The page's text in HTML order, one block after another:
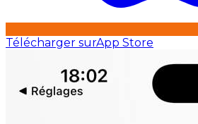
Télécharger surApp Store